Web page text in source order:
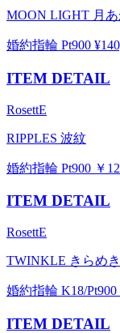
MOON LIGHT 月あ
婚約指輪 Pt900
ITEM DETAIL
RosettE
RIPPLES 波紋
婚約指輪 Pt900 ￥
ITEM DETAIL
RosettE
TWINKLE きらめき
婚約指輪 K18/
ITEM DETAIL